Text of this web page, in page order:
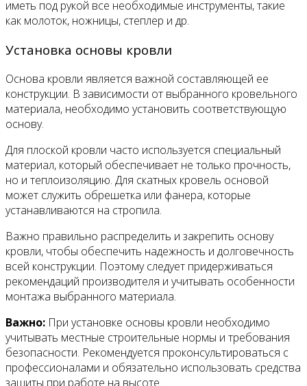
иметь под рукой все необходимые инструменты, такие
как молоток, ножницы, степлер и др.
Установка основы кровли
Основа кровли является важной составляющей ее
конструкции. В зависимости от выбранного кровельного
материала, необходимо установить соответствующую
основу.
Для плоской кровли часто используется специальный
материал, который обеспечивает не только прочность,
но и теплоизоляцию. Для скатных кровель основой
может служить обрешетка или фанера, которые
устанавливаются на стропила.
Важно правильно распределить и закрепить основу
кровли, чтобы обеспечить надежность и долговечность
всей конструкции. Поэтому следует придерживаться
рекомендаций производителя и учитывать особенности
монтажа выбранного материала.
Важно: При установке основы кровли необходимо
учитывать местные строительные нормы и требования
безопасности. Рекомендуется проконсультироваться с
профессионалами и обязательно использовать средства
защиты при работе на высоте.